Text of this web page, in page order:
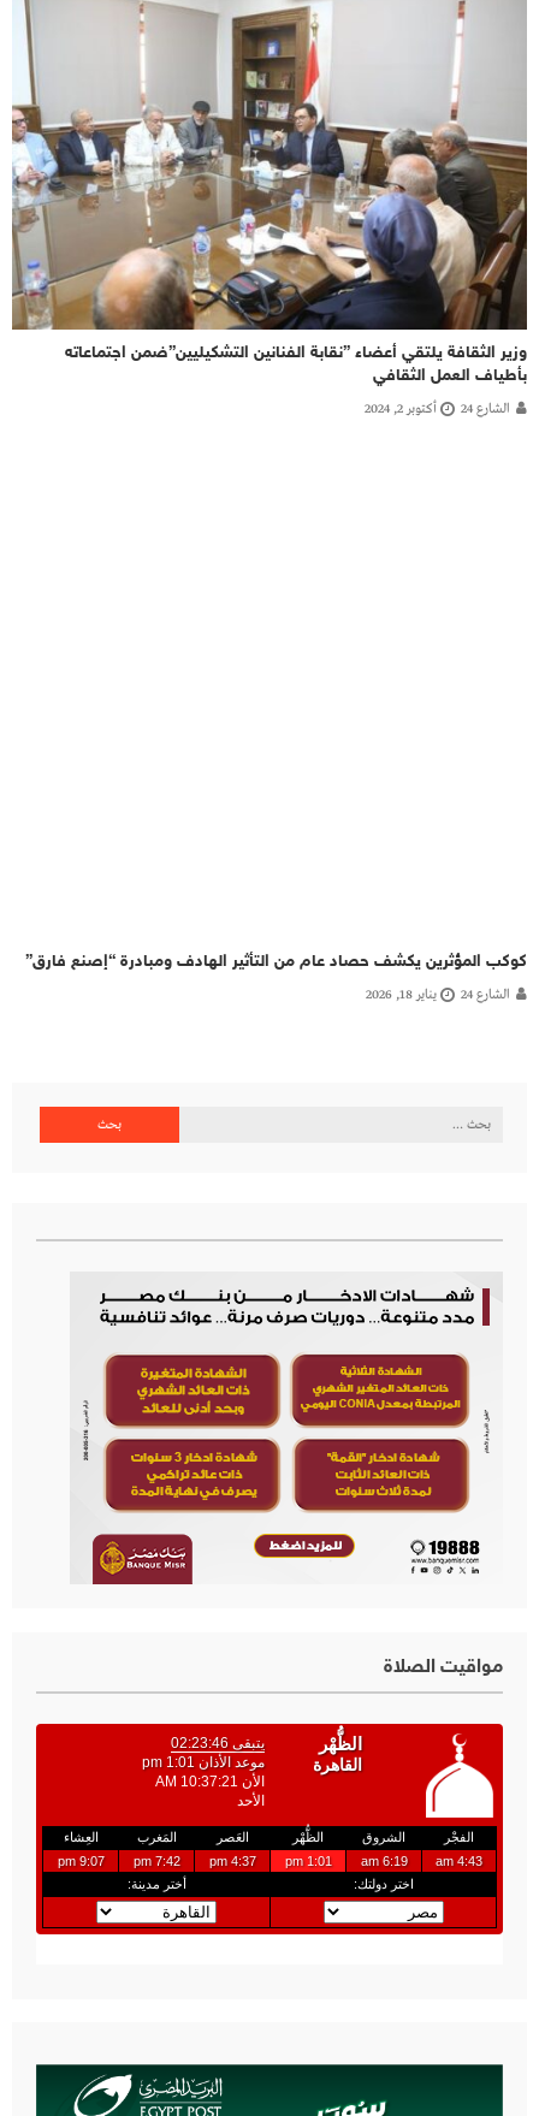
وزير الثقافة يلتقي أعضاء ”نقابة الفنانين التشكيليين”ضمن اجتماعاته
بأطياف العمل الثقافي
الشارع 24 أكتوبر 2, 2024
كوكب المؤثرين يكشف حصاد عام من التأثير الهادف ومبادرة “إصنع فارق”
الشارع 24 يناير 18, 2026
البحث
مواقيت الصلاة